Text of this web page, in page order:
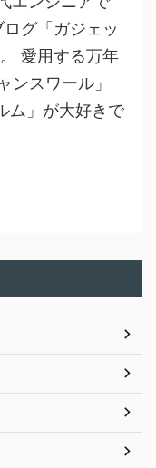
グ「ガジェッ
愛用する万年
ンスワール」
ム」が大好きで